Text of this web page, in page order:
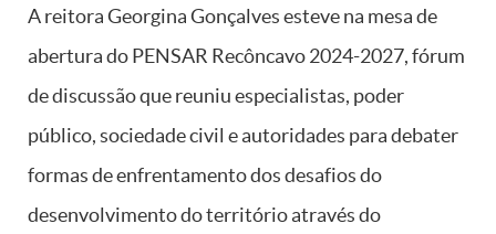
A reitora Georgina Gonçalves esteve na mesa de
abertura do PENSAR Recôncavo 2024-2027, fórum
de discussão que reuniu especialistas, poder
público, sociedade civil e autoridades para debater
formas de enfrentamento dos desafios do
desenvolvimento do território através do